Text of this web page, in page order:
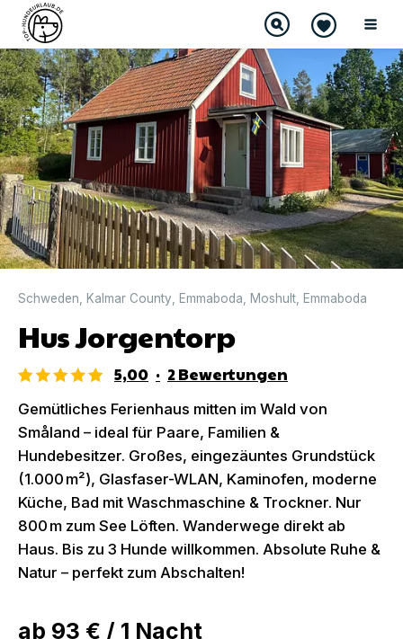
DIREKT BUCHBAR
Schweden Kalmar County Emmaboda Moshult Emmaboda
Hus Jorgentorp
5,00 · 2Bewertungen
Gemütliches Ferienhaus mitten im Wald von
Småland – ideal für Paare, Familien &
Hundebesitzer. Großes, eingezäuntes Grundstück
(1.000 m²), Glasfaser-WLAN, Kaminofen, moderne
Küche, Bad mit Waschmaschine & Trockner. Nur
800 m zum See Löften. Wanderwege direkt ab
Haus. Bis zu 3 Hunde willkommen. Absolute Ruhe &
Natur – perfekt zum Abschalten!
ab 93 € / 1 Nacht